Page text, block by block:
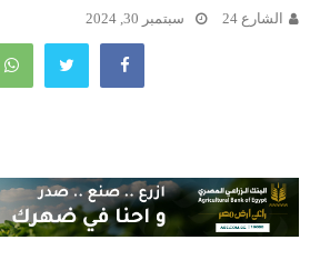
الشارع 24 سبتمبر 30, 2024